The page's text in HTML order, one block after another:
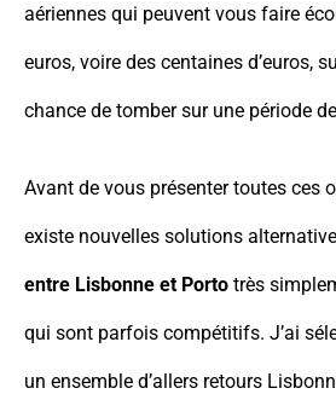
aériennes qui peuvent vous faire
euros, voire des centaines d’euros,
chance de tomber sur une période
Avant de vous présenter toutes ces
existe nouvelles solutions
entre Lisbonne et Porto très
qui sont parfois compétitifs. J’ai
un ensemble d’allers retours